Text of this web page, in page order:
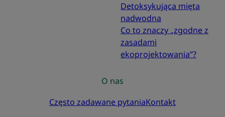
Detoksykująca mięta
nadwodna
Co to znaczy „zgodne z
zasadami
ekoprojektowania”?
O nas
Często zadawane pytaniaKontakt